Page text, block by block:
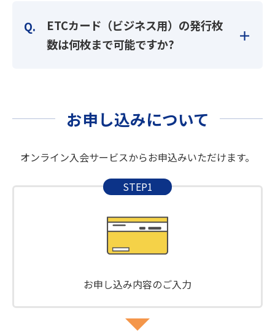
ETCカード（ビジネス用）の発行枚
数は何枚まで可能ですか?
お申し込みについて
オンライン入会サービスからお申込みいただけます。
STEP1
お申し込み内容のご入力